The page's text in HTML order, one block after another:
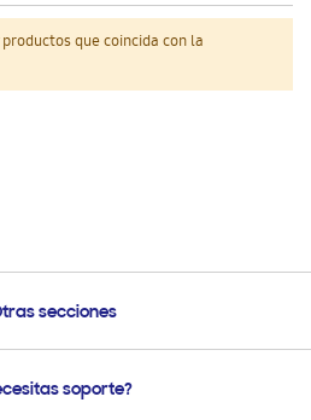
que coincida con la
secciones
Soportesoporte?